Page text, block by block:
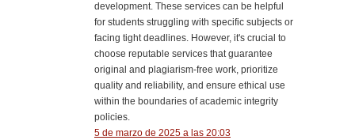
development. These services can be helpful
for students struggling with specific subjects or
facing tight deadlines. However, it's crucial to
choose reputable services that guarantee
original and plagiarism-free work, prioritize
quality and reliability, and ensure ethical use
within the boundaries of academic integrity
policies.
5 de marzo de 2025 a las 20:03